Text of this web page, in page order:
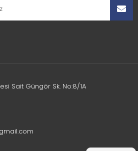
Sait Güngör Sk. No:8/1A